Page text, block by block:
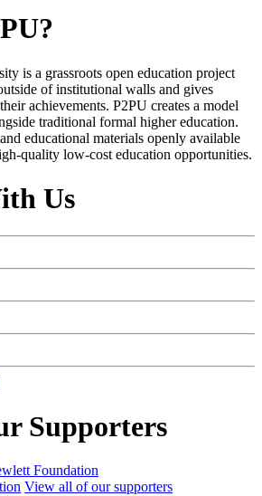
is a grassroots open education project
of institutional walls and gives
achievements. P2PU creates a model
traditional formal higher education.
educational materials openly available
quality low-cost education opportunities.
Us
Supporters
View all of our supporters